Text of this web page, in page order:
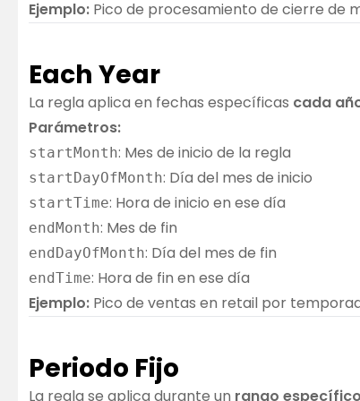
Ejemplo: Pico de procesamiento de cierre de
Each Year
La regla aplica en fechas específicas cada
Parámetros:
startMonth: Mes de inicio de la regla
startDayOfMonth: Día del mes de inicio
startTime: Hora de inicio en ese día
endMonth: Mes de fin
endDayOfMonth: Día del mes de fin
endTime: Hora de fin en ese día
Ejemplo: Pico de ventas en retail por
Periodo Fijo
La regla se aplica durante un rango